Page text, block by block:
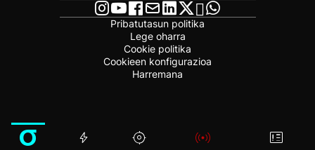
Pribatutasun politika
Lege oharra
Cookie politika
Cookieen konfigurazioa
Harremana